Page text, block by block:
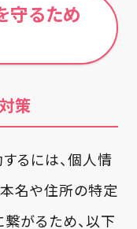
守るため
策
るには、個人情
名や住所の特定
繋がるため、以下